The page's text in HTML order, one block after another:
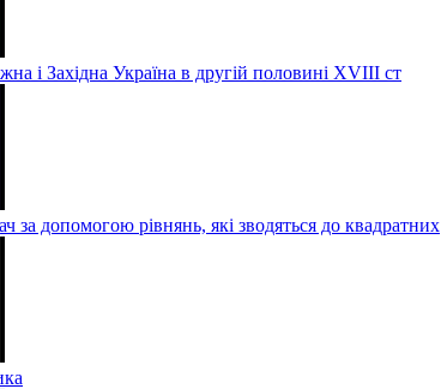
і Західна Україна в другій половині XVIII ст
за допомогою рівнянь, які зводяться до квадратних